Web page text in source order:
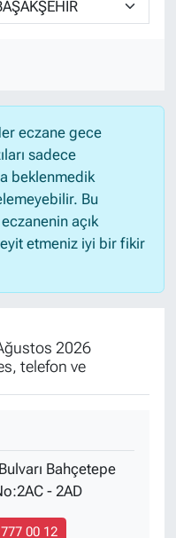
eczane gece
sadece
beklenmedik
Bu
açık
etmeniz iyi bir fikir
2026
telefon ve
Bahçetepe
- 2AD
00 12